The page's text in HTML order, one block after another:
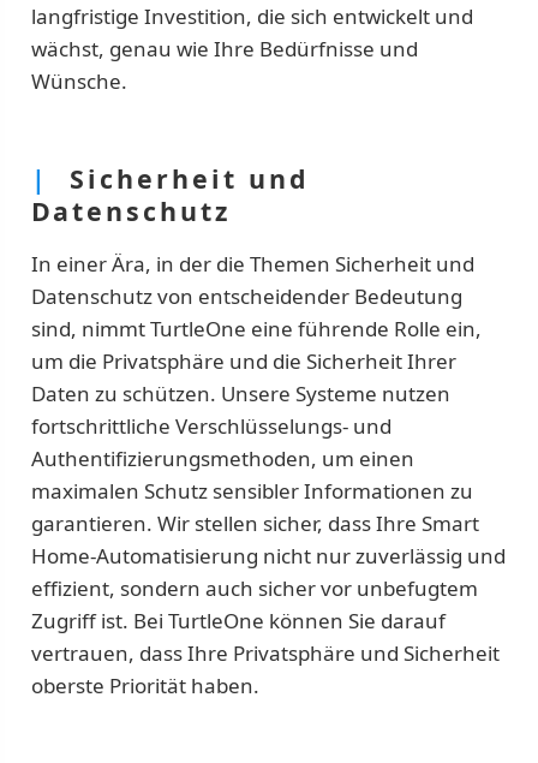
langfristige Investition, die sich entwickelt und
wächst, genau wie Ihre Bedürfnisse und
Wünsche.
| Sicherheit und
Datenschutz
In einer Ära, in der die Themen Sicherheit und
Datenschutz von entscheidender Bedeutung
sind, nimmt TurtleOne eine führende Rolle ein,
um die Privatsphäre und die Sicherheit Ihrer
Daten zu schützen. Unsere Systeme nutzen
fortschrittliche Verschlüsselungs- und
Authentifizierungsmethoden, um einen
maximalen Schutz sensibler Informationen zu
garantieren. Wir stellen sicher, dass Ihre Smart
Home-Automatisierung nicht nur zuverlässig und
effizient, sondern auch sicher vor unbefugtem
Zugriff ist. Bei TurtleOne können Sie darauf
vertrauen, dass Ihre Privatsphäre und Sicherheit
oberste Priorität haben.